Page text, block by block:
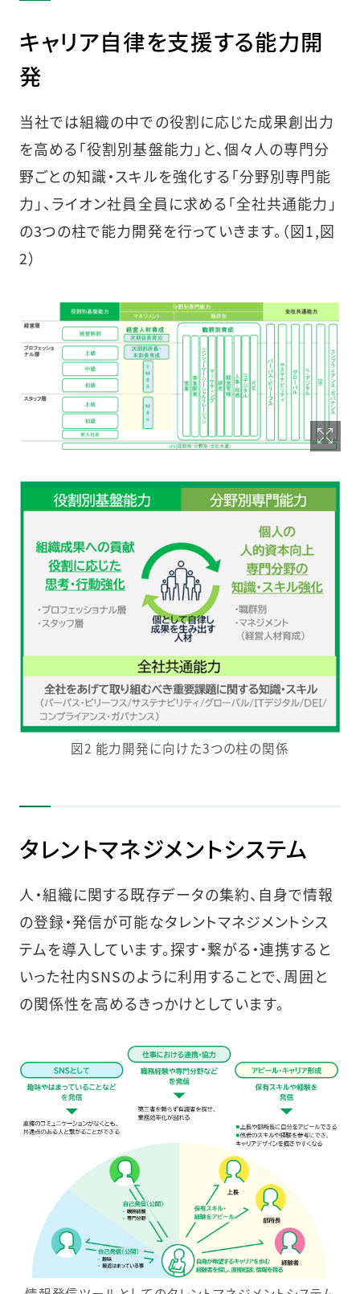
キャリア自律を支援する能力開
発
当社では組織の中での役割に応じた成果創出力
を高める「役割別基盤能力」と、個々人の専門分
野ごとの知識・スキルを強化する「分野別専門能
力」、ライオン社員全員に求める「全社共通能力」
の3つの柱で能力開発を行っていきます。（図1,図
2）
図2 能力開発に向けた3つの柱の関係
タレントマネジメントシステム
人・組織に関する既存データの集約、自身で情報
の登録・発信が可能なタレントマネジメントシス
テムを導入しています。探す・繋がる・連携すると
いった社内SNSのように利用することで、周囲と
の関係性を高めるきっかけとしています。